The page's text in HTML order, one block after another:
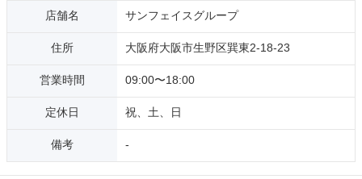
店舗名 サンフェイスグループ
住所 大阪府大阪市生野区巽東2-18-23
営業時間 09:00〜18:00
定休日 祝、土、日
備考 -